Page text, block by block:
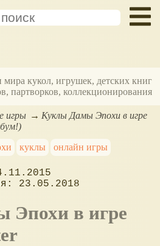
кукол, игрушек, детских книг
партворков, коллекционирования
игры
Куклы Дамы Эпохи в игре
куклы онлайн игры
23.05.2018